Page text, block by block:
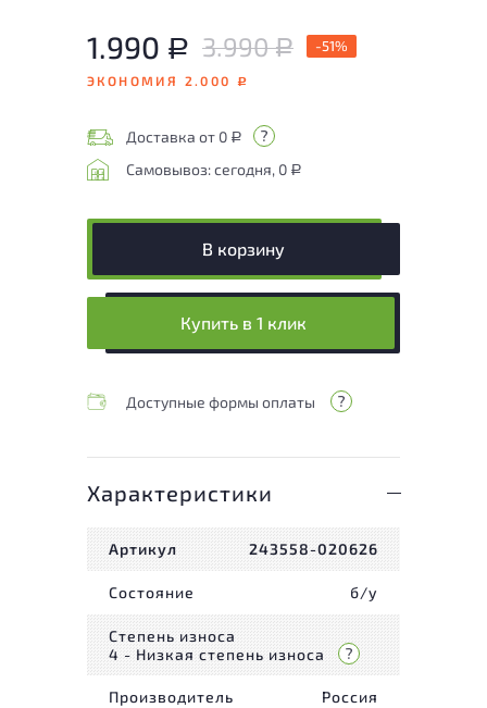
1.990 Р 3.990Р -51%
ЭКОНОМИЯ 2.000 Р
Доставка от 0 Р
Самовывоз: сегодня, 0 Р
В корзину
Купить в 1 клик
Доступные формы оплаты
Характеристики
Артикул 243558-020626
Состояние б/у
Степень износа
4 - Низкая степень износа
Производитель Россия